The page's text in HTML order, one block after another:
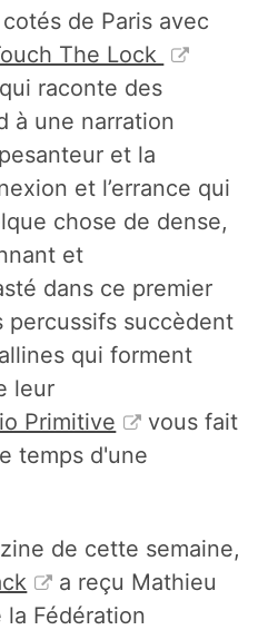
de Paris avec
The Lock
raconte des
à une narration
et la
et l’errance qui
chose de dense,
et
dans ce premier
percussifs succèdent
qui forment
leur
Primitive
vous fait
temps d'une
de cette semaine,
a reçu Mathieu
la Fédération